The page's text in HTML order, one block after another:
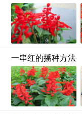
一串红的播种方法